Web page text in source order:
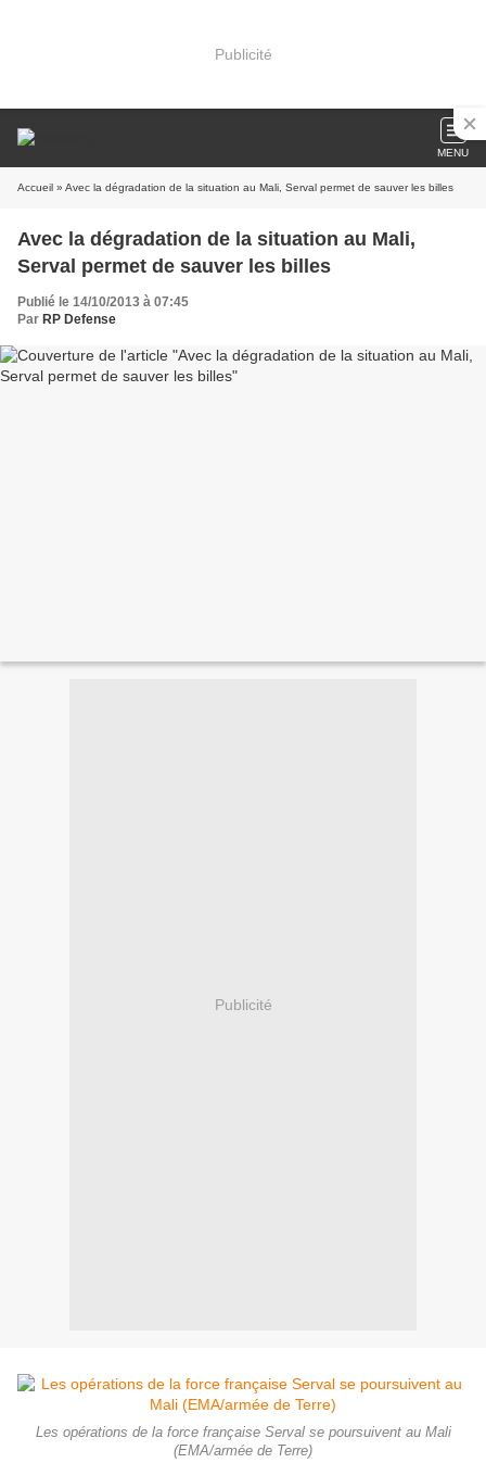
Publicité
MENU
Accueil » Avec la dégradation de la situation au Mali, Serval permet de sauver les billes
Avec la dégradation de la situation au Mali,
Serval permet de sauver les billes
Publié le 14/10/2013 à 07:45
Par RP Defense
Publicité
Les opérations de la force française Serval se poursuivent au Mali
(EMA/armée de Terre)